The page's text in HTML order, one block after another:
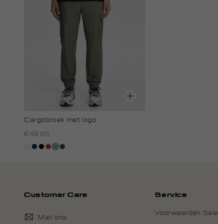
Cargobroek met logo
€49.95
creme,
donkerblauw
zwart
bruin
salieantraciet
Customer Care
Mail ons
Service
Voorwaarden Sale